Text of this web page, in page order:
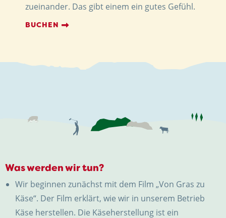
zueinander. Das gibt einem ein gutes Gefühl.
BUCHEN
Was werden wir tun?
Wir beginnen zunächst mit dem Film „Von Gras zu
Käse“. Der Film erklärt, wie wir in unserem Betrieb
Käse herstellen. Die Käseherstellung ist ein